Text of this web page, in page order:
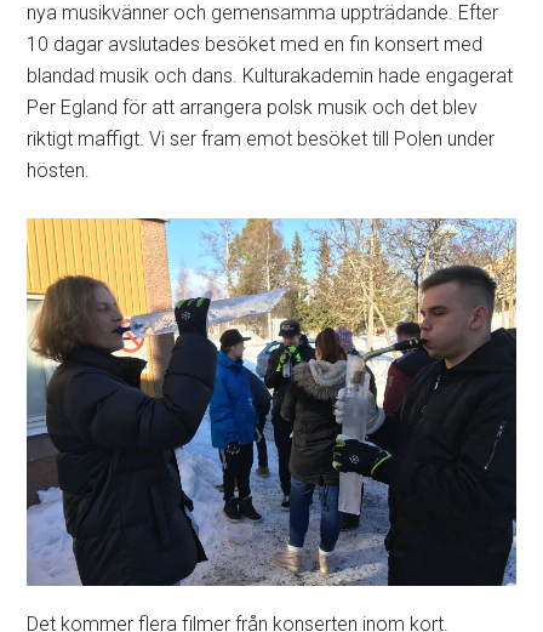
nya musikvänner och gemensamma uppträdande. Efter
10 dagar avslutades besöket med en fin konsert med
blandad musik och dans. Kulturakademin hade engagerat
Per Egland för att arrangera polsk musik och det blev
riktigt maffigt. Vi ser fram emot besöket till Polen under
hösten.
Det kommer flera filmer från konserten inom kort.